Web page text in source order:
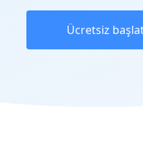
Ücretsiz